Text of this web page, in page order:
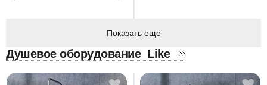
Показать еще
Душевое оборудование Like